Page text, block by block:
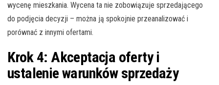
wycenę mieszkania. Wycena ta nie zobowiązuje sprzedającego
do podjęcia decyzji – można ją spokojnie przeanalizować i
porównać z innymi ofertami.
Krok 4: Akceptacja oferty i
ustalenie warunków sprzedaży